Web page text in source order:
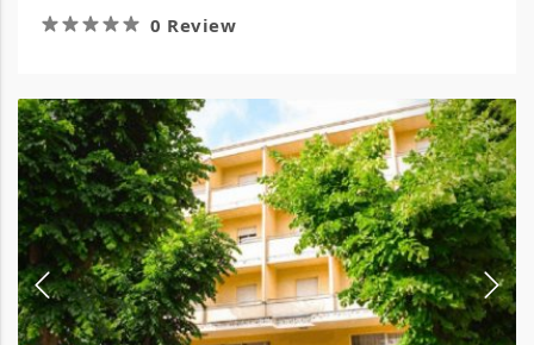
0 Review
Hotel
Gattuccio